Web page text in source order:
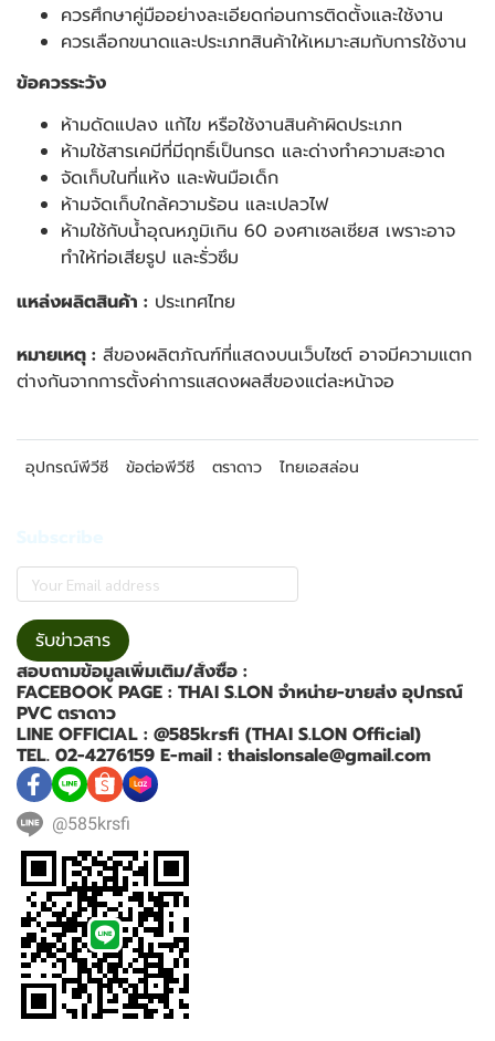
ควรศึกษาคู่มืออย่างละเอียดก่อนการติดตั้งและใช้งาน
ควรเลือกขนาดและประเภทสินค้าให้เหมาะสมกับการใช้งาน
ข้อควรระวัง
ห้ามดัดแปลง แก้ไข หรือใช้งานสินค้าผิดประเภท
ห้ามใช้สารเคมีที่มีฤทธิ์เป็นกรด และด่างทำความสะอาด
จัดเก็บในที่แห้ง และพ้นมือเด็ก
ห้ามจัดเก็บใกล้ความร้อน และเปลวไฟ
ห้ามใช้กับน้ำอุณหภูมิเกิน 60 องศาเซลเซียส เพราะอาจ
ทำให้ท่อเสียรูป และรั่วซึม
แหล่งผลิตสินค้า : ประเทศไทย
หมายเหตุ : สีของผลิตภัณฑ์ที่แสดงบนเว็บไซต์ อาจมีความแตก
ต่างกันจากการตั้งค่าการแสดงผลสีของแต่ละหน้าจอ
อุปกรณ์พีวีซี ข้อต่อพีวีซี ตราดาว ไทยเอสล่อน
รับข่าวสาร
สอบถามข้อมูลเพิ่มเติม/สั่งซื้อ :
FACEBOOK PAGE : THAI S.LON จำหน่าย-ขายส่ง อุปกรณ์
PVC ตราดาว
LINE OFFICIAL : @585krsfi (THAI S.LON Official)
TEL. 02-4276159 E-mail : thaislonsale@gmail.com
@585krsfi